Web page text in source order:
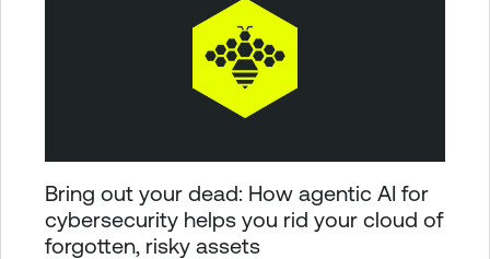
Bring out your dead: How agentic AI for
cybersecurity helps you rid your cloud of
forgotten, risky assets